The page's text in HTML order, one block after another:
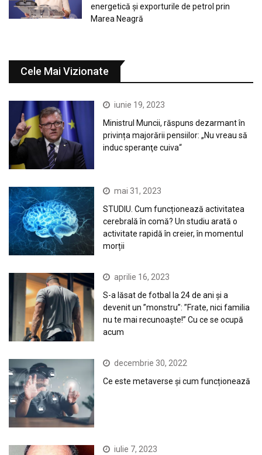
energetică și exporturile de petrol prin
Marea Neagră
Cele Mai Vizionate
iunie 19, 2023
Ministrul Muncii, răspuns dezarmant în
privința majorării pensiilor: „Nu vreau să
induc speranţe cuiva“
mai 31, 2023
STUDIU. Cum funcționează activitatea
cerebrală în comă? Un studiu arată o
activitate rapidă în creier, în momentul
morții
aprilie 16, 2023
S-a lăsat de fotbal la 24 de ani și a
devenit un ”monstru”: ”Frate, nici familia
nu te mai recunoaște!” Cu ce se ocupă
acum
decembrie 30, 2022
Ce este metaverse și cum funcționează
iulie 7, 2023